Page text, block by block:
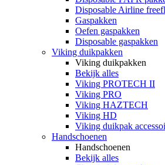
Disposable Airline
Gaspakken
Oefen gaspakken
Disposable gaspakken
Viking duikpakken
Viking duikpakken
Bekijk alles
Viking PROTECH II
Viking PRO
Viking HAZTECH
Viking HD
Viking duikpak
Handschoenen
Handschoenen
Bekijk alles